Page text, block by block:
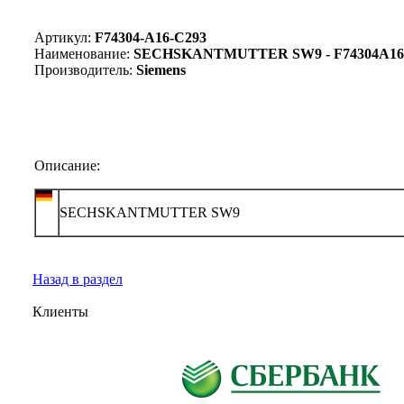
Артикул: F74304-A16-C293
Наименование: SECHSKANTMUTTER SW9 -
Производитель: Siemens
Описание:
SECHSKANTMUTTER SW9
Назад в раздел
Клиенты